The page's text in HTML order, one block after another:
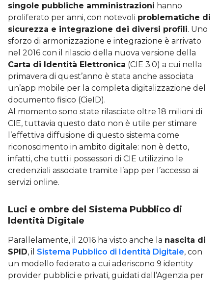
singole pubbliche amministrazioni hanno
proliferato per anni, con notevoli problematiche di
sicurezza e integrazione dei diversi profili. Uno
sforzo di armonizzazione e integrazione è arrivato
nel 2016 con il rilascio della nuova versione della
Carta di Identità Elettronica (CIE 3.0) a cui nella
primavera di quest’anno è stata anche associata
un’app mobile per la completa digitalizzazione del
documento fisico (CieID).
Al momento sono state rilasciate oltre 18 milioni di
CIE, tuttavia questo dato non è utile per stimare
l’effettiva diffusione di questo sistema come
riconoscimento in ambito digitale: non è detto,
infatti, che tutti i possessori di CIE utilizzino le
credenziali associate tramite l’app per l’accesso ai
servizi online.
Luci e ombre del Sistema Pubblico di
Identità Digitale
Parallelamente, il 2016 ha visto anche la nascita di
SPID, il Sistema Pubblico di Identità Digitale, con
un modello federato a cui aderiscono 9 identity
provider pubblici e privati, guidati dall’Agenzia per